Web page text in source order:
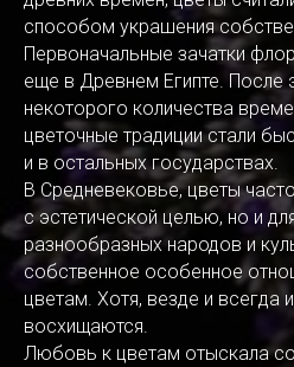
способом украшения
Первоначальные зачатки
еще в Древнем Египте. После
некоторого количества
цветочные традиции стали
и в остальных государствах.
В Средневековье, цветы
с эстетической целью, но и
разнообразных народов и
собственное особенное
цветам. Хотя, везде и всегда
восхищаются.
Любовь к цветам отыскала